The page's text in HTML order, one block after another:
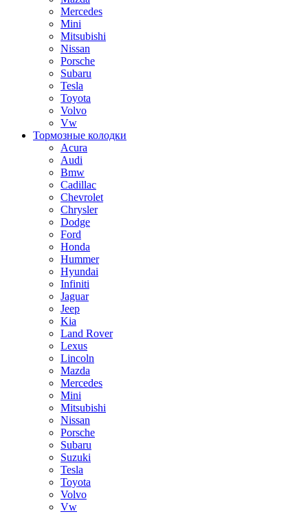
Mercedes
Mini
Mitsubishi
Nissan
Porsche
Subaru
Tesla
Toyota
Volvo
Vw
Тормозные колодки
Acura
Audi
Bmw
Cadillac
Chevrolet
Chrysler
Dodge
Ford
Honda
Hummer
Hyundai
Infiniti
Jaguar
Jeep
Kia
Land Rover
Lexus
Lincoln
Mazda
Mercedes
Mini
Mitsubishi
Nissan
Porsche
Subaru
Suzuki
Tesla
Toyota
Volvo
Vw